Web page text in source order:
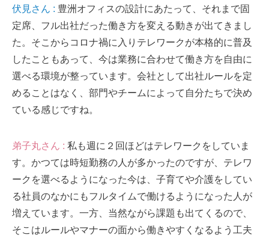
伏見さん : 豊洲オフィスの設計にあたって、それまで固
定席、フル出社だった働き方を変える動きが出てきまし
た。そこからコロナ禍に入りテレワークが本格的に普及
したこともあって、今は業務に合わせて働き方を自由に
選べる環境が整っています。会社として出社ルールを定
めることはなく、部門やチームによって自分たちで決め
ている感じですね。
弟子丸さん : 私も週に２回ほどはテレワークをしていま
す。かつては時短勤務の人が多かったのですが、テレワ
ークを選べるようになった今は、子育てや介護をしてい
る社員のなかにもフルタイムで働けるようになった人が
増えています。一方、当然ながら課題も出てくるので、
そこはルールやマナーの面から働きやすくなるよう工夫